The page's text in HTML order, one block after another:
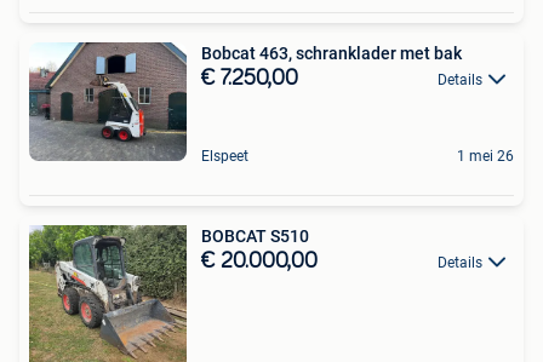
Bobcat 463, schranklader met bak
€ 7.250,00 Details
Elspeet 1 mei 26
BOBCAT S510
€ 20.000,00 Details